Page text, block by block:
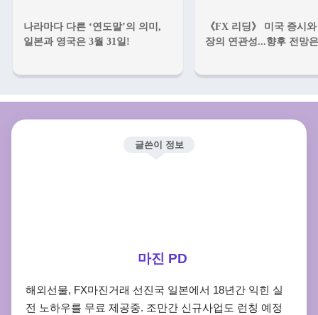
나라마다 다른 ‘연도말’의 의미,
일본과 영국은 3월 31일!
《FX 리딩》 미국 증시
장의 연관성...향후 전망
글쓴이 정보
마진 PD
해외선물, FX마진거래 선진국 일본에서 18년간 익힌 실
전 노하우를 무료 제공중. 조만간 신규사업도 런칭 예정